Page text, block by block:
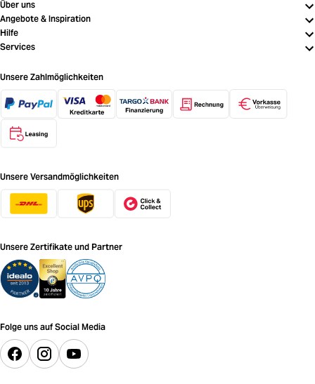
Über uns
Angebote & Inspiration
Hilfe
Services
Unsere Zahlmöglichkeiten
Unsere Versandmöglichkeiten
Unsere Zertifikate und Partner
Folge uns auf Social Media